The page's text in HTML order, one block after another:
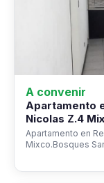
A convenir
Apartamento
Nicolas Z.4
Apartamento en
Mixco.Bosques